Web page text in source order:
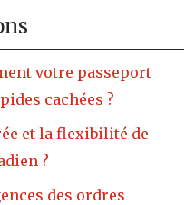
votre passeport
cachées ?
et la flexibilité de
?
des ordres